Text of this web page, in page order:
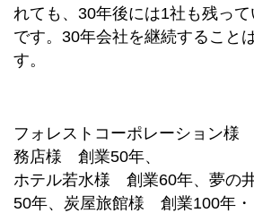
れても、30年後には1社も残って
です。30年会社を継続すること
す。
フォレストコーポレーション様
務店様 創業50年、
ホテル若水様 創業60年、夢の
50年、炭屋旅館様 創業100年・